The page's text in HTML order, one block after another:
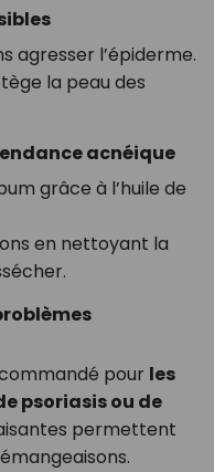
agresser l’épiderme.
la peau des
acnéique
grâce à l’huile de
en nettoyant la
pour les
psoriasis ou de
permettent